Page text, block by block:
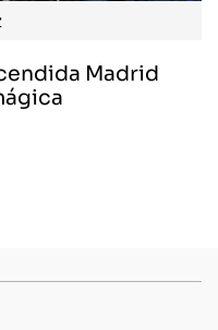
Madrid